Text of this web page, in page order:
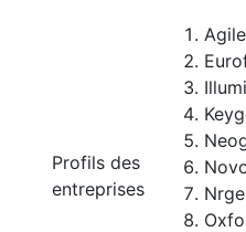
Profils des
entreprises